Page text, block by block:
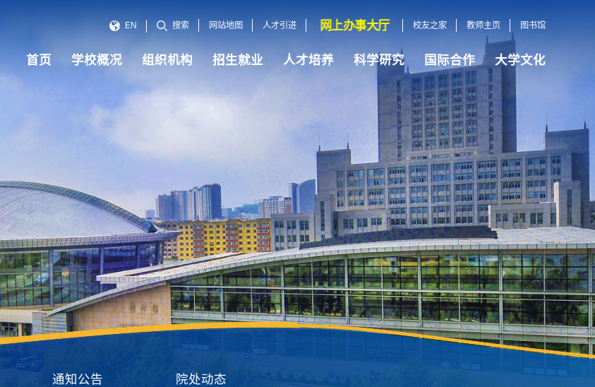
EN 搜索 网站地图 人才引进 网上办事大厅 校友之家 教师主页 图书馆
首页 学校概况 组织机构 招生就业 人才培养 科学研究 国际合作 大学文化
通知公告 院处动态